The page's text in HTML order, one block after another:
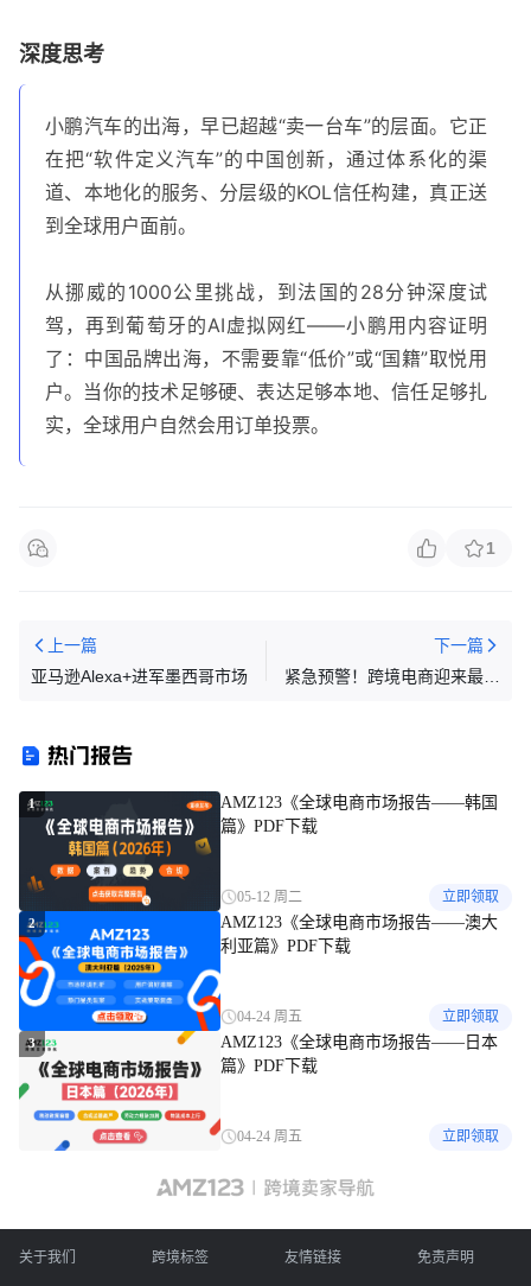
深度思考
小鹏汽车的出海，早已超越“卖一台车”的层面。它正
在把“软件定义汽车”的中国创新，通过体系化的渠
道、本地化的服务、分层级的KOL信任构建，真正送
到全球用户面前。
从挪威的1000公里挑战，到法国的28分钟深度试
驾，再到葡萄牙的AI虚拟网红——小鹏用内容证明
了：中国品牌出海，不需要靠“低价”或“国籍”取悦用
户。当你的技术足够硬、表达足够本地、信任足够扎
实，全球用户自然会用订单投票。
1
上一篇
亚马逊Alexa+进军墨西哥市场
下一篇
紧急预警！跨境电商迎来最强
热门报告
1
AMZ123《全球电商市场报告——韩国
篇》PDF下载
05-12 周二 立即领取
2
AMZ123《全球电商市场报告——澳大
利亚篇》PDF下载
04-24 周五 立即领取
3
AMZ123《全球电商市场报告——日本
篇》PDF下载
04-24 周五 立即领取
关于我们 跨境标签 友情链接 免责声明